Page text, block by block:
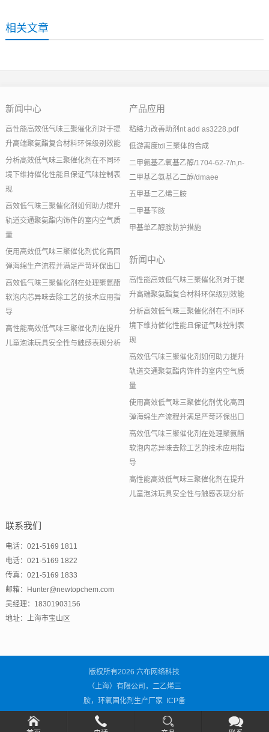
相关文章
新闻中心
高性能高效低气味三聚催化剂对于提
升高端聚氨酯复合材料环保级别效能
分析高效低气味三聚催化剂在不同环
境下维持催化性能且保证气味控制表
现
高效低气味三聚催化剂如何助力提升
轨道交通聚氨酯内饰件的室内空气质
量
使用高效低气味三聚催化剂优化高回
弹海绵生产流程并满足严苛环保出口
高效低气味三聚催化剂在处理聚氨酯
软泡内芯异味去除工艺的技术应用指
导
高性能高效低气味三聚催化剂在提升
儿童泡沫玩具安全性与触感表现分析
产品应用
粘结力改善助剂nt add as3228.pdf
低游离度tdi三聚体的合成
二甲氨基乙氧基乙醇/1704-62-7/n,n-
二甲基乙氨基乙二醇/dmaee
五甲基二乙烯三胺
二甲基苄胺
甲基单乙醇胺防护措施
新闻中心
高性能高效低气味三聚催化剂对于提
升高端聚氨酯复合材料环保级别效能
分析高效低气味三聚催化剂在不同环
境下维持催化性能且保证气味控制表
现
高效低气味三聚催化剂如何助力提升
轨道交通聚氨酯内饰件的室内空气质
量
使用高效低气味三聚催化剂优化高回
弹海绵生产流程并满足严苛环保出口
高效低气味三聚催化剂在处理聚氨酯
软泡内芯异味去除工艺的技术应用指
导
高性能高效低气味三聚催化剂在提升
儿童泡沫玩具安全性与触感表现分析
联系我们
电话：021-5169 1811
电话：021-5169 1822
传真：021-5169 1833
邮箱：Hunter@newtopchem.com
吴经理：18301903156
地址：上海市宝山区
版权所有2026 六布网络科技
（上海）有限公司，二乙烯三
胺，环氧固化剂生产厂家 ICP备
案号：
沪ICP备2021001838号-3